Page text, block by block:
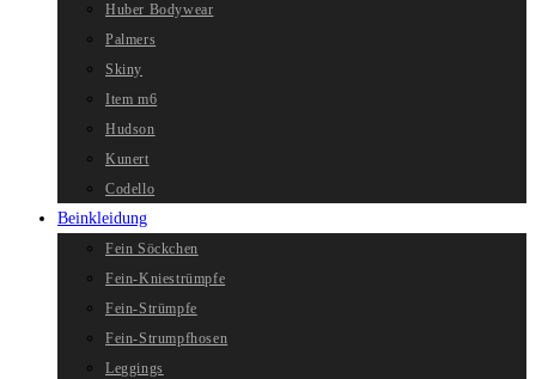
Huber Bodywear
Palmers
Skiny
Item m6
Hudson
Kunert
Codello
Beinkleidung
Fein Söckchen
Fein-Kniestrümpfe
Fein-Strümpfe
Fein-Strumpfhosen
Leggings